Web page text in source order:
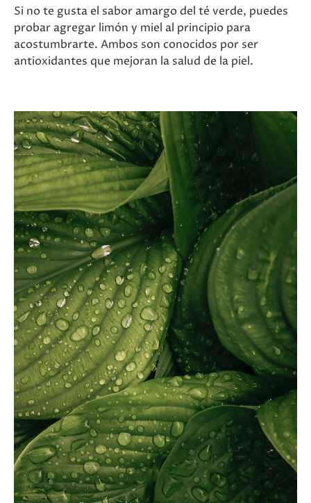
Si no te gusta el sabor amargo del té verde, puedes
probar agregar limón y miel al principio para
acostumbrarte. Ambos son conocidos por ser
antioxidantes que mejoran la salud de la piel.